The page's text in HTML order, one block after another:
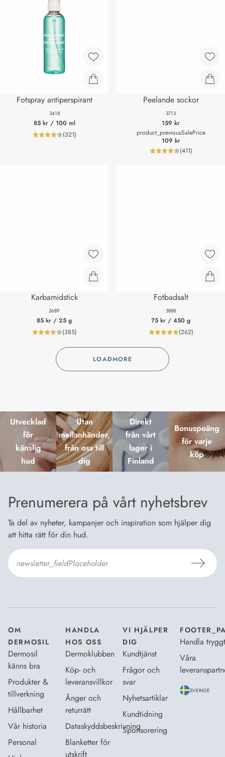
Fotspray antiperspirant
3418
85 kr/ 100 ml
product_reviewNumberLabel
(321)
Peelande sockor
3713
159 kr
product_previousSalePrice
109 kr
(411)
Karbamidstick
3689
85 kr / 25 g
product_reviewNumberLabel
(385)
Fotbadsalt
3888
75 kr / 450 g
(262)
LOADMORE
Utvecklad
för
känslig
hud
Utan
mellanhänder,
från oss till
dig
Direkt
från vårt
lager i
Finland
Bonuspoäng
för varje
köp
Prenumerera på vårt nyhetsbrev
Ta del av nyheter, kampanjer och inspiration som hjälper dig
att hitta rätt för din hud.
OM
DERMOSIL
Dermosil
känns bra
Produkter &
tillverkning
Hållbarhet
Vår historia
Personal
HANDLA
HOS OSS
Dermoklubben
Köp- och
leveransvillkor
Ånger och
returrätt
Dataskyddsbeskrivning
Blanketter för
utskrift
VI HJÄLPER
DIG
Kundtjänst
Frågor och
svar
Nyhetsartiklar
Kundtidning
Sponsorering
Handla tryggt
Våra
SVERIGE